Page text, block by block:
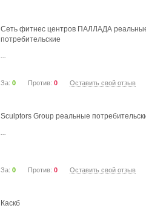
Сеть фитнес центров ПАЛЛАДА
потребительские
...
За: 0 Против: 0 Оставить свой отзыв
Sculptors Group реальные
...
За: 0 Против: 0 Оставить свой отзыв
Каскб